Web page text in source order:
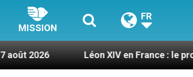
MISSION
FR
Léon XIV en France : le programme détaillé